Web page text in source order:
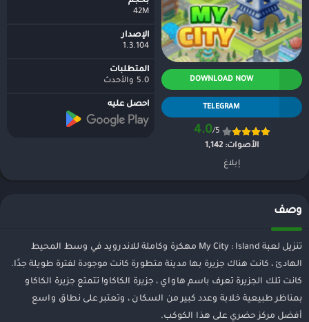
DOWNLOAD NOW
TELEGRAM
4.0/5
الأصوات: 1,142
إبلاغ
42M
الإصدار
1.3.104
المتطلبات
5.0 والأحدث
احصل عليه
وصف
تنزيل لعبة My City : Island مهكرة وكاملة للاندرويد في وسط المحيط
الهادئ ، كانت هناك جزيرة بها مدينة متطورة كانت موجودة لفترة طويلة جدًا.
كانت تلك الجزيرة تعرف باسم هاواي ، جزيرة الكاكاو! تتمتع جزيرة الكاكاو
بمناظر طبيعية خلابة وعدد كبير من السكان ، وتعتبر على نطاق واسع
أفضل مركز حضري على هذا الكوكب.